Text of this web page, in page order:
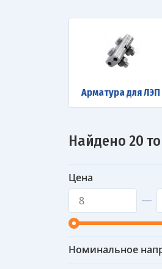
Арматура для ЛЭП
Найдено 20
Цена
Номинальное